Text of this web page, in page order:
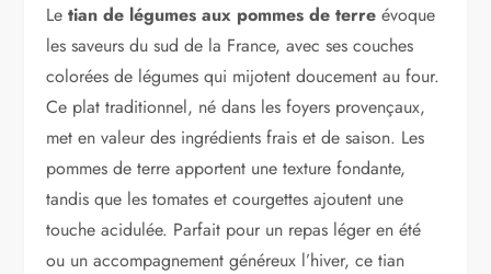
Letian de légumes aux pommes de terre évoque
les saveurs du sud de la France, avec ses couches
colorées de légumes qui mijotent doucement au four.
Ce plat traditionnel, né dans les foyers provençaux,
met en valeur des ingrédients frais et de saison. Les
pommes de terre apportent une texture fondante,
tandis que les tomates et courgettes ajoutent une
touche acidulée. Parfait pour un repas léger en été
ou un accompagnement généreux l’hiver, ce tian